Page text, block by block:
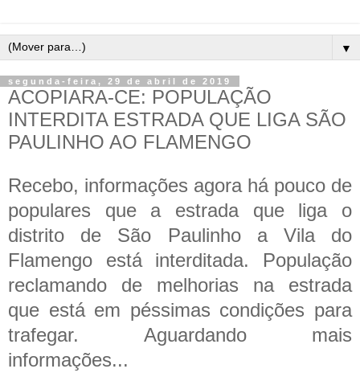
▼
segunda-feira, 29 de abril de 2019
ACOPIARA-CE: POPULAÇÃO
INTERDITA ESTRADA QUE LIGA SÃO
PAULINHO AO FLAMENGO
Recebo, informações agora há pouco de
populares que a estrada que liga o
distrito de São Paulinho a Vila do
Flamengo está interditada. População
reclamando de melhorias na estrada
que está em péssimas condições para
trafegar. Aguardando mais
informações...